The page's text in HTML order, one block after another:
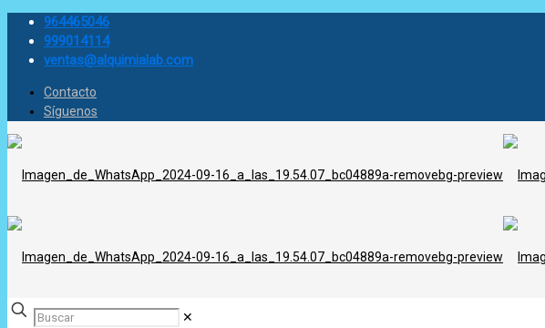
964465046
999014114
ventas@alquimialab.com
Contacto
Síguenos
✕